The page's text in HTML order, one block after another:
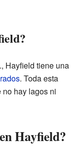
Hayfield tiene una
. Toda esta
hay lagos ni
Hayfield?